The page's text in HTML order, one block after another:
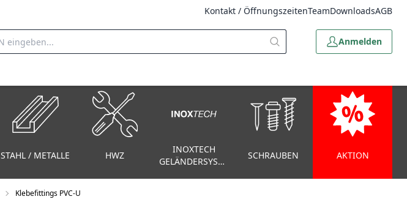
Kontakt / ÖffnungszeitenTeamDownloadsAGB
Anmelden
STAHL / METALLE HWZ
INOXTECH
GELÄNDERSYSTEM
SCHRAUBEN AKTION
Klebefittings PVC-U